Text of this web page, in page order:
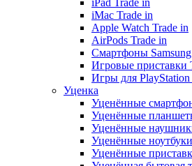
iPad Trade in
iMac Trade in
Apple Watch Trade in
AirPods Trade in
Смартфоны Samsung
Игровые приставки
Игры для PlayStation
Уценка
Уценённые
Уценённые
Уценённые
Уценённые ноутбуки
Уценённые